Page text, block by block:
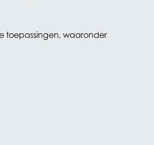
toepassingen, waaronder